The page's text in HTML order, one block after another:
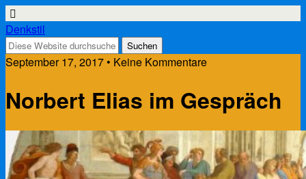
Denkstil
September 17, 2017 • Keine Kommentare
Norbert Elias im Gespräch